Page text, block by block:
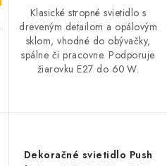
Klasické stropné svietidlo s
dreveným detailom a opálovým
sklom, vhodné do obývačky,
spálne či pracovne. Podporuje
žiarovku E27 do 60 W.
Dekoračné svietidlo Push